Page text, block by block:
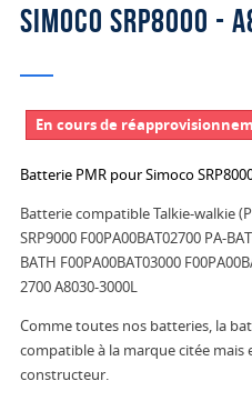
Simoco SRP8000 -
En cours de
Batterie PMR pour Simoco
Batterie compatible Talkie-walkie
SRP9000 F00PA00BAT02700 PA-
BATH F00PA00BAT03000
2700 A8030-3000L
Comme toutes nos batteries, la
compatible à la marque citée mais
constructeur.